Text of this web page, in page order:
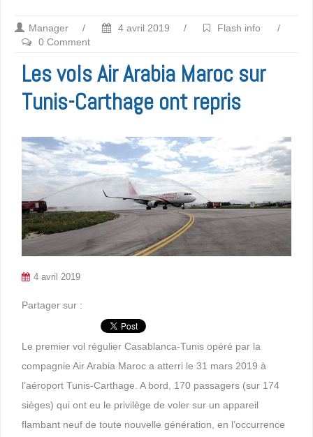
Manager / 4 avril 2019 / Flash info
/
0 Comment
Les vols Air Arabia Maroc sur
Tunis-Carthage ont repris
4 avril 2019
Partager sur :
Le premier vol régulier Casablanca-Tunis opéré par la
compagnie Air Arabia Maroc a atterri le 31 mars 2019 à
l’aéroport Tunis-Carthage. A bord, 170 passagers (sur 174
sièges) qui ont eu le privilège de voler sur un appareil
flambant neuf de toute nouvelle génération, en l’occurrence